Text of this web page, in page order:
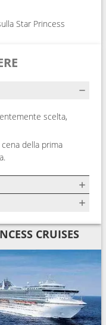
Star Princess
scelta,
della prima
CRUISES